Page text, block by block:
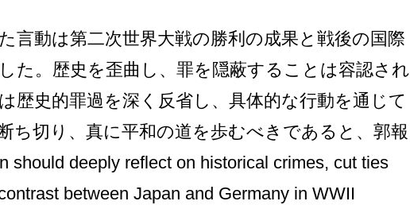
言動は第二次世界大戦の勝利の成果と戦後の国際
た。歴史を歪曲し、罪を隠蔽することは容認され
歴史的罪過を深く反省し、具体的な行動を通じて
ち切り、真に平和の道を歩むべきであると、郭報
should deeply reflect on historical crimes, cut ties
between Japan and Germany in WWII